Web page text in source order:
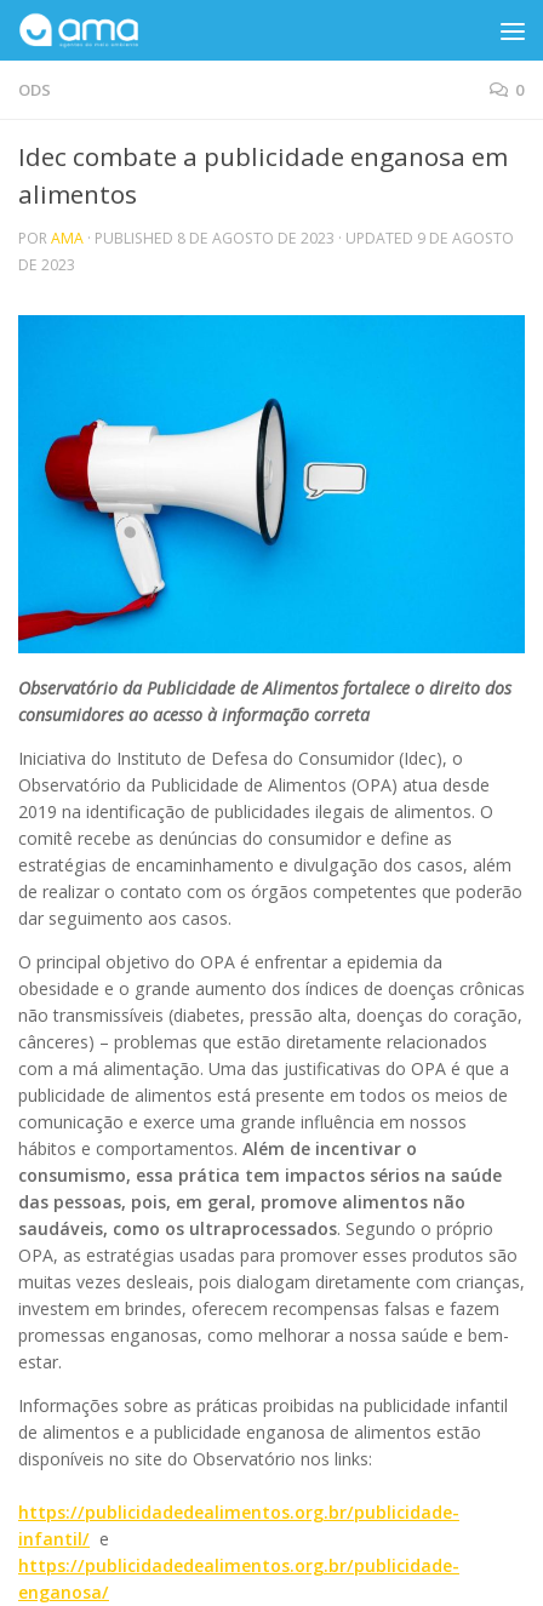
Skip to content
ODS 0
Idec combate a publicidade enganosa em
alimentos
PORAMA · PUBLISHED 8 DE AGOSTO DE 2023 · UPDATED 9 DE AGOSTO
DE 2023
Observatório da Publicidade de Alimentos fortalece o direito dos
consumidores ao acesso à informação correta
Iniciativa do Instituto de Defesa do Consumidor (Idec), o
Observatório da Publicidade de Alimentos (OPA) atua desde
2019 na identificação de publicidades ilegais de alimentos. O
comitê recebe as denúncias do consumidor e define as
estratégias de encaminhamento e divulgação dos casos, além
de realizar o contato com os órgãos competentes que poderão
dar seguimento aos casos.
O principal objetivo do OPA é enfrentar a epidemia da
obesidade e o grande aumento dos índices de doenças crônicas
não transmissíveis (diabetes, pressão alta, doenças do coração,
cânceres) – problemas que estão diretamente relacionados
com a má alimentação. Uma das justificativas do OPA é que a
publicidade de alimentos está presente em todos os meios de
comunicação e exerce uma grande influência em nossos
hábitos e comportamentos. Além de incentivar o
consumismo, essa prática tem impactos sérios na saúde
das pessoas, pois, em geral, promove alimentos não
saudáveis, como os ultraprocessados. Segundo o próprio
OPA, as estratégias usadas para promover esses produtos são
muitas vezes desleais, pois dialogam diretamente com crianças,
investem em brindes, oferecem recompensas falsas e fazem
promessas enganosas, como melhorar a nossa saúde e bem-
estar.
Informações sobre as práticas proibidas na publicidade infantil
de alimentos e a publicidade enganosa de alimentos estão
disponíveis no site do Observatório nos links:
https://publicidadedealimentos.org.br/publicidade-
infantil/ e
https://publicidadedealimentos.org.br/publicidade-
enganosa/